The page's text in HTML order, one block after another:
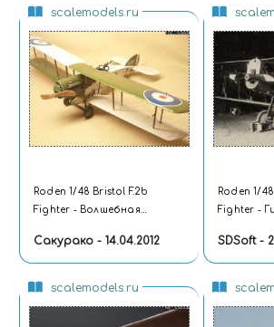
scalemodels.ru
Roden 1/48 Bristol F.2b
Fighter - Волшебная
Сакурако - 14.04.2012
Roden 1/
Fighter -
SDSoft -
scalemodels.ru